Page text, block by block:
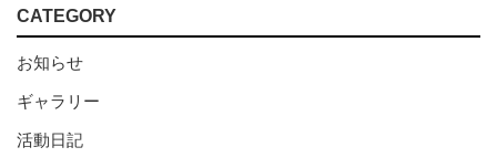
CATEGORY
お知らせ
ギャラリー
活動日記